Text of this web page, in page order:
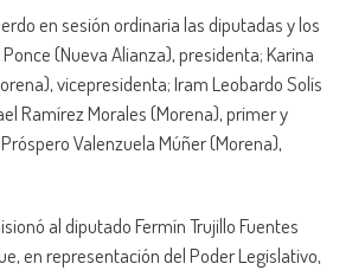
en sesión ordinaria las diputadas y los
(Nueva Alianza), presidenta; Karina
vicepresidenta; Iram Leobardo Solís
Ramírez Morales (Morena), primer y
Valenzuela Múñer (Morena),
al diputado Fermín Trujillo Fuentes
en representación del Poder Legislativo,